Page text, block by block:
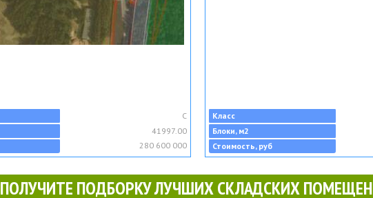
C
41997.00
280 600 000
Класс
Блоки, м2
Стоимость, руб
ПОЛУЧИТЕ ПОДБОРКУ ЛУЧШИХ СКЛАДСКИХ